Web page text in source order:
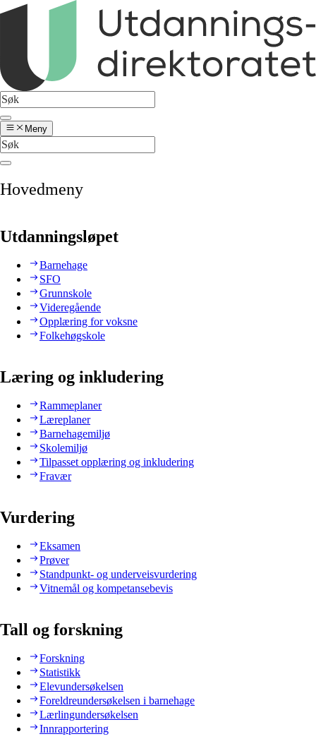
Meny
Hovedmeny
Utdanningsløpet
Barnehage
SFO
Grunnskole
Videregående
Opplæring for voksne
Folkehøgskole
Læring og inkludering
Rammeplaner
Læreplaner
Barnehagemiljø
Skolemiljø
Tilpasset opplæring og inkludering
Fravær
Vurdering
Eksamen
Prøver
Standpunkt- og underveisvurdering
Vitnemål og kompetansebevis
Tall og forskning
Forskning
Statistikk
Elevundersøkelsen
Foreldreundersøkelsen i barnehage
Lærlingundersøkelsen
Innrapportering